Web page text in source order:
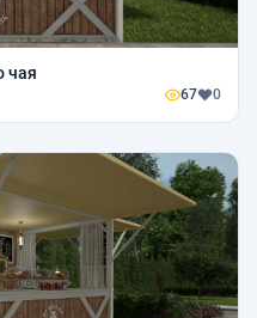
чая
67 0